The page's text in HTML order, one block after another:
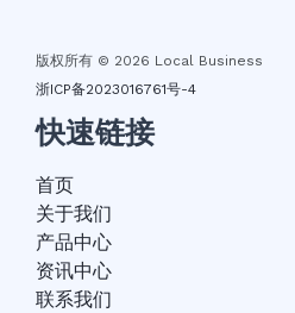
版权所有 © 2026 Local Business
浙ICP备2023016761号-4
快速链接
首页
关于我们
产品中心
资讯中心
联系我们